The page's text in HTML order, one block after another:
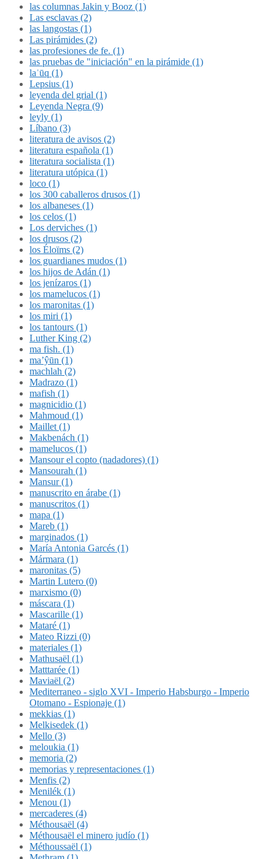
las columnas Jakin y Booz (1)
Las esclavas (2)
las langostas (1)
Las pirámides (2)
las profesiones de fe. (1)
las pruebas de "iniciación" en la pirámide (1)
laʿūq (1)
Lepsius (1)
leyenda del grial (1)
Leyenda Negra (9)
leyly (1)
Líbano (3)
literatura de avisos (2)
literatura española (1)
literatura socialista (1)
literatura utópica (1)
loco (1)
los 300 caballeros drusos (1)
los albaneses (1)
los celos (1)
Los derviches (1)
los drusos (2)
los Éloïms (2)
los guardianes mudos (1)
los hijos de Adán (1)
los jenízaros (1)
los mamelucos (1)
los maronitas (1)
los miri (1)
los tantours (1)
Luther King (2)
ma fish. (1)
ma’ŷūn (1)
machlah (2)
Madrazo (1)
mafish (1)
magnicidio (1)
Mahmoud (1)
Maillet (1)
Makbenách (1)
mamelucos (1)
Mansour el copto (nadadores) (1)
Mansourah (1)
Mansur (1)
manuscrito en árabe (1)
manuscritos (1)
mapa (1)
Mareb (1)
marginados (1)
María Antonia Garcés (1)
Mármara (1)
maronitas (5)
Martin Lutero (0)
marxismo (0)
máscara (1)
Mascarille (1)
Mataré (1)
Mateo Rizzi (0)
materiales (1)
Mathusaël (1)
Matttarée (1)
Maviaël (2)
Mediterraneo - siglo XVI - Imperio Habsburgo - Imperio
Otomano - Espionaje (1)
mekkias (1)
Melkisedek (1)
Mello (3)
meloukia (1)
memoria (2)
memorias y representaciones (1)
Menfis (2)
Menilék (1)
Menou (1)
mercaderes (4)
Méthousaël (4)
Méthousaël el minero judío (1)
Méthoussaël (1)